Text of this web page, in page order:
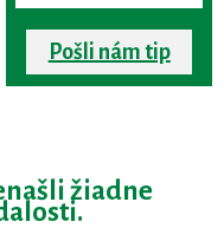
Pošli nám tip
žiadne